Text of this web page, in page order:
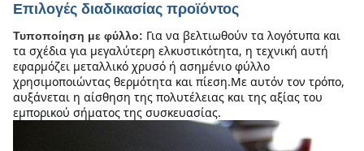
Επιλογές διαδικασίας προϊόντος
Τυποποίηση με φύλλο: Για να βελτιωθούν τα λογότυπα και
τα σχέδια για μεγαλύτερη ελκυστικότητα, η τεχνική αυτή
εφαρμόζει μεταλλικό χρυσό ή ασημένιο φύλλο
χρησιμοποιώντας θερμότητα και πίεση.Με αυτόν τον τρόπο,
αυξάνεται η αίσθηση της πολυτέλειας και της αξίας του
εμπορικού σήματος της συσκευασίας.